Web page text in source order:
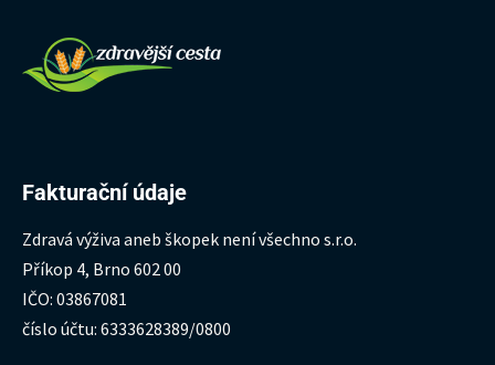
Fakturační údaje
Zdravá výživa aneb škopek není všechno s.r.o.
Příkop 4, Brno 602 00
IČO: 03867081
číslo účtu: 6333628389/0800